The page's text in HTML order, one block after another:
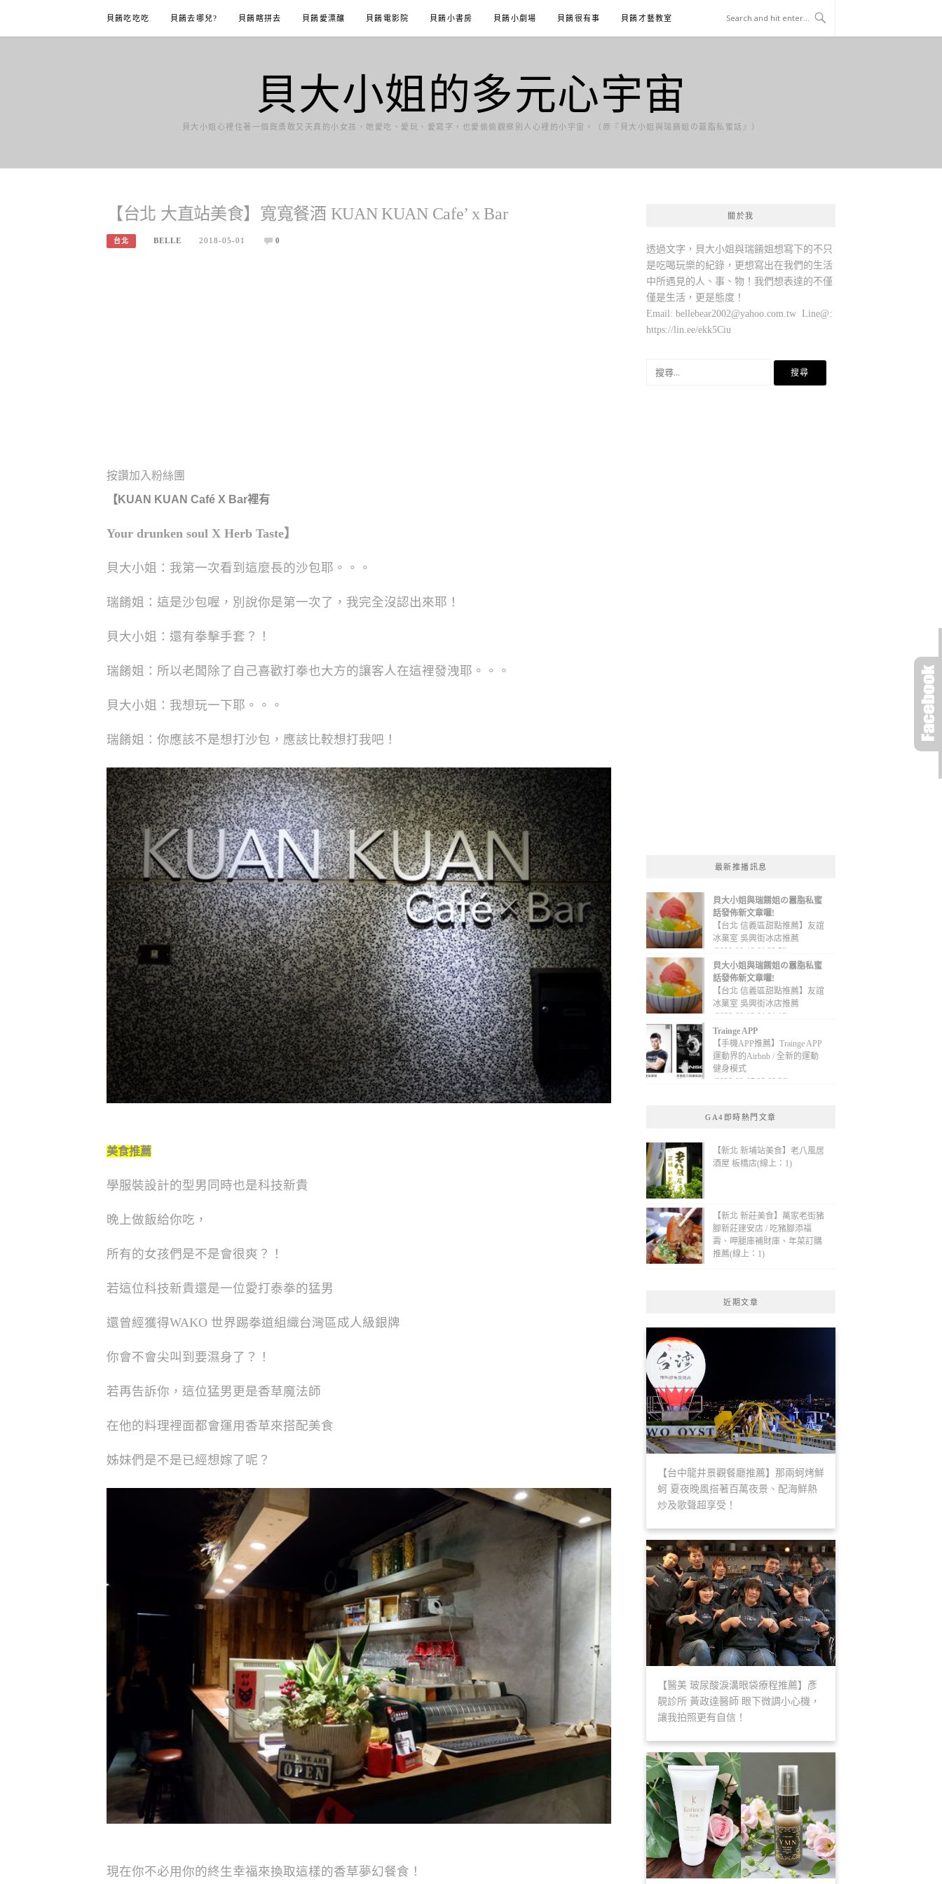
content
貝餚吃吃吃 貝餚去哪兒? 貝餚瞎拼去 貝餚愛漂釀 貝餚電影院 貝餚小書房 貝餚小劇場 貝餚很有事 貝餚才藝教室
貝大小姐的多元心宇宙
貝大小姐心裡住著一個既勇敢又天真的小女孩，她愛吃、愛玩、愛寫字，也愛偷偷觀察別人心裡的小宇宙。（原『貝大小姐與瑞餚姐の囂脂私蜜話』）
【台北 大直站美食】寬寬餐酒 KUAN KUAN Cafe’ x Bar
台北 BELLE 2018-05-01 0
按讚加入粉絲團
【 KUAN KUAN Café X Bar裡有
Your drunken soul X Herb Taste】
貝大小姐：我第一次看到這麼長的沙包耶。。。
瑞餚姐：這是沙包喔，別說你是第一次了，我完全沒認出來耶！
貝大小姐：還有拳擊手套？！
瑞餚姐：所以老闆除了自己喜歡打拳也大方的讓客人在這裡發洩耶。。。
貝大小姐：我想玩一下耶。。。
瑞餚姐：你應該不是想打沙包，應該比較想打我吧！
美食推薦
學服裝設計的型男同時也是科技新貴
晚上做飯給你吃，
所有的女孩們是不是會很爽？！
若這位科技新貴還是一位愛打泰拳的猛男
還曾經獲得WAKO 世界踢拳道組織台灣區成人級銀牌
你會不會尖叫到要濕身了？！
若再告訴你，這位猛男更是香草魔法師
在他的料理裡面都會運用香草來搭配美食
姊妹們是不是已經想嫁了呢？
現在你不必用你的終生幸福來換取這樣的香草夢幻餐食！
關於我
透過文字，貝大小姐與瑞餚姐想寫下的不只
是吃喝玩樂的紀錄，更想寫出在我們的生活
中所遇見的人、事、物！我們想表達的不僅
僅是生活，更是態度！
Email: bellebear2002@yahoo.com.tw Line@:
https://lin.ee/ekk5Ciu
最新推播訊息
貝大小姐與瑞餚姐の囂脂私蜜
話發佈新文章囉!
【台北 信義區甜點推薦】友誼
冰菓室 吳興街冰店推薦
(2020-09-13 01:32:52)
貝大小姐與瑞餚姐の囂脂私蜜
話發佈新文章囉!
【台北 信義區甜點推薦】友誼
冰菓室 吳興街冰店推薦
(2020-09-13 01:31:12)
Trainge APP
【手機APP推薦】Trainge APP
運動界的Airbnb / 全新的運動
健身模式
(2020-09-05 22:08:36)
GA4即時熱門文章
【新北 新埔站美食】老八風居
酒屋 板橋店(線上：1)
【新北 新莊美食】萬家老街豬
腳新莊建安店 / 吃豬腳添福
壽、呷腿庫補財庫、年菜訂購
推薦(線上：1)
近期文章
【台中龍井景觀餐廳推薦】那兩蚵烤鮮
蚵 夏夜晚風搭著百萬夜景、配海鮮熱
炒及歌聲超享受！
【醫美 玻尿酸淚溝眼袋療程推薦】彥
靚診所 黃政達醫師 眼下微調小心機，
讓我拍照更有自信！